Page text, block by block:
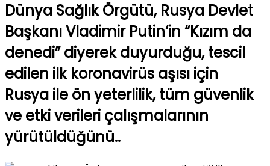
Dünya Sağlık Örgütü, Rusya Devlet
Başkanı Vladimir Putin‘in “Kızım da
denedi” diyerek duyurduğu, tescil
edilen ilk koronavirüs aşısı için
Rusya ile ön yeterlilik, tüm güvenlik
ve etki verileri çalışmalarının
yürütüldüğünü..